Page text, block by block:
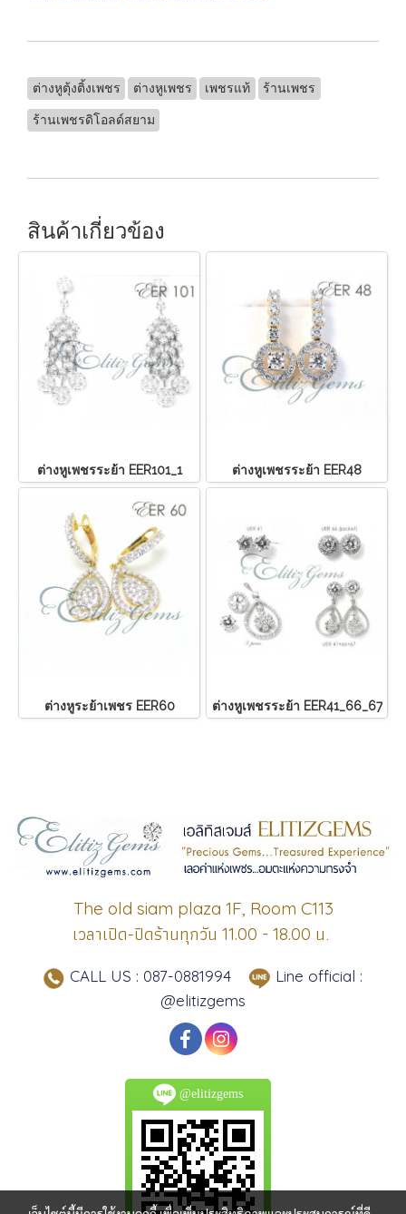
ต่างหูตุ้งติ้งเพชร ต่างหูเพชร เพชรแท้ ร้านเพชร
ร้านเพชรดิโอลด์สยาม
สินค้าเกี่ยวข้อง
ต่างหูเพชรระย้า EER101_1 ต่างหูเพชรระย้า EER48
ต่างหูระย้าเพชร EER60 ต่างหูเพชรระย้า EER41_66_67
The old siam plaza 1F, Room C113
เวลาเปิด-ปิดร้านทุกวัน 11.00 - 18.00 น.
CALL US : 087-0881994
Line official :
@elitizgems
@elitizgems